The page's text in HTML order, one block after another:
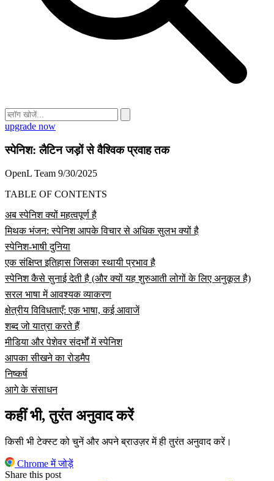
upgrade now
स्पेनिश: लैटिन जड़ों से वैश्विक प्रवाह तक
OpenL Team 9/30/2025
TABLE OF CONTENTS
अब स्पेनिश क्यों महत्वपूर्ण है
मिथक भंजन: स्पेनिश आपके विचार से अधिक सुलभ क्यों है
स्पेनिश-भाषी दुनिया
एक संक्षिप्त इतिहास जिसका स्थायी प्रभाव है
स्पेनिश कैसे सुनाई देती है (और क्यों यह शुरुआती लोगों के लिए अनुकूल है)
सरल भाषा में आवश्यक व्याकरण
क्षेत्रीय विविधताएँ: एक भाषा, कई आवाजें
शब्द जो यात्रा करते हैं
मीडिया और पेशेवर संदर्भों में स्पेनिश
आपका सीखने का रोडमैप
निष्कर्ष
आगे के संसाधन
कहीं भी, तुरंत अनुवाद करें
किसी भी टेक्स्ट को चुनें और अपने ब्राउज़र में ही तुरंत अनुवाद करें।
Chrome में जोड़ें
Share this post